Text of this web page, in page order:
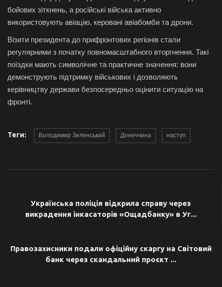
бойових зіткнень, а російські війська активно
використовують авіацію, керовані авіабомби та дрони.
Візити президента до прифронтових регіонів стали
регулярними з початку повномасштабного вторгнення. Такі
поїздки мають символічне та практичне значення: вони
демонструють підтримку військових і дозволяють
керівництву держави безпосередньо оцінити ситуацію на
фронті.
Теги: Володимир Зеленський Донеччина наступ
Українська поліція відкрила справу через
викрадення інкасаторів «Ощадбанку» в Уг...
Правозахисники подали офіційну скаргу на Світовий
банк через скандальний проєкт ...